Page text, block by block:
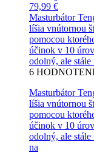
79,99 €
Masturbátor
líšia vnútornou
pomocou
účinok v 10
odolný, ale stále
6
Masturbátor
líšia vnútornou
pomocou
účinok v 10
odolný, ale stále
na